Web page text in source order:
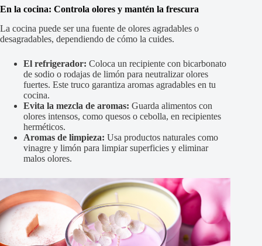
En la cocina: Controla olores y mantén la frescura
La cocina puede ser una fuente de olores agradables o
desagradables, dependiendo de cómo la cuides.
El refrigerador: Coloca un recipiente con bicarbonato
de sodio o rodajas de limón para neutralizar olores
fuertes. Este truco garantiza aromas agradables en tu
cocina.
Evita la mezcla de aromas: Guarda alimentos con
olores intensos, como quesos o cebolla, en recipientes
herméticos.
Aromas de limpieza: Usa productos naturales como
vinagre y limón para limpiar superficies y eliminar
malos olores.